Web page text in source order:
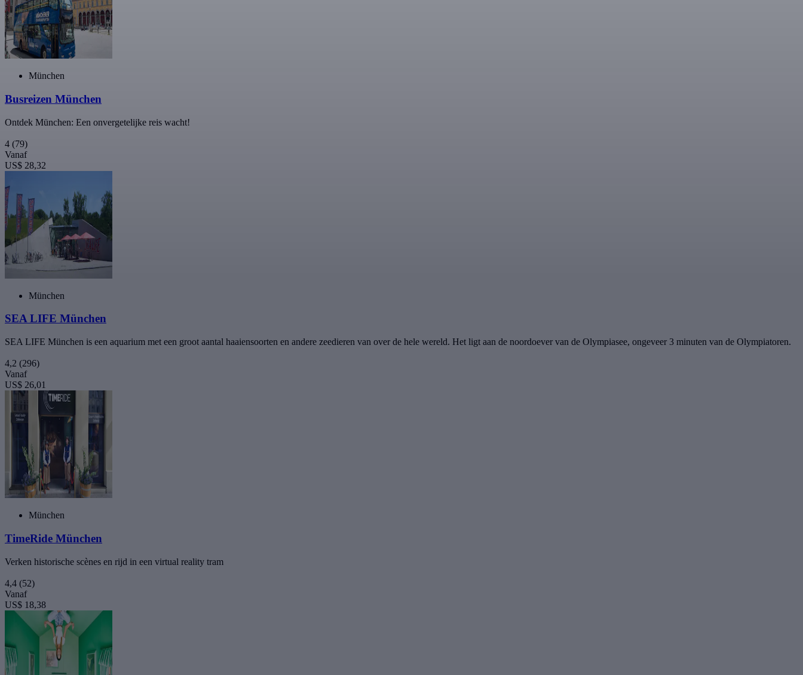
München
Busreizen München
Ontdek München: Een onvergetelijke reis wacht!
4 (79)
Vanaf
US$ 28,32
München
SEA LIFE München
SEA LIFE München is een aquarium met een groot aantal haaiensoorten en andere zeedieren van over de hele wereld. Het ligt aan de noordoever van de Olympiasee, ongeveer 3 minuten van de Olympiatoren.
4,2 (296)
Vanaf
US$ 26,01
München
TimeRide München
Verken historische scènes en rijd in een virtual reality tram
4,4 (52)
Vanaf
US$ 18,38